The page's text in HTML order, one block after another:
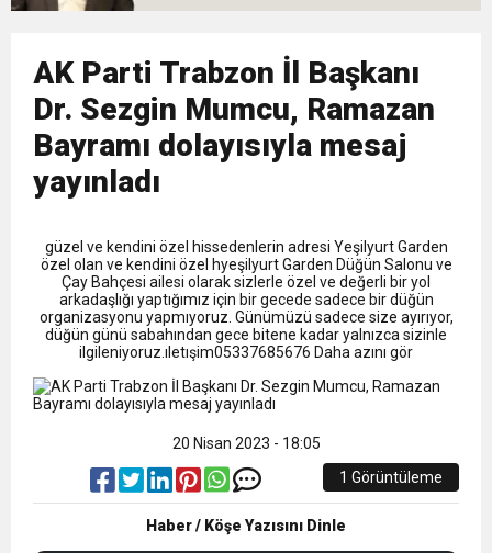
Tamamladı
18:59 Trabzonspor Mitongo Transferini KAP’a Bildirdi
22:58 Trabzonspor, Salah Transferinin Maliyetini
AK Parti Trabzon İl Başkanı
Dr. Sezgin Mumcu, Ramazan
Bayramı dolayısıyla mesaj
yayınladı
güzel ve kendini özel hissedenlerin adresi Yeşilyurt Garden
özel olan ve kendini özel hyeşilyurt Garden Düğün Salonu ve
Çay Bahçesi ailesi olarak sizlerle özel ve değerli bir yol
arkadaşlığı yaptığımız için bir gecede sadece bir düğün
organizasyonu yapmıyoruz. Günümüzü sadece size ayırıyor,
düğün günü sabahından gece bitene kadar yalnızca sizinle
ilgileniyoruz.ıletışim05337685676 Daha azını gör
20 Nisan 2023 - 18:05
1 Görüntüleme
Haber / Köşe Yazısını Dinle